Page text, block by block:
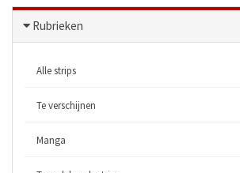
Rubrieken
Alle strips
Te verschijnen
Manga